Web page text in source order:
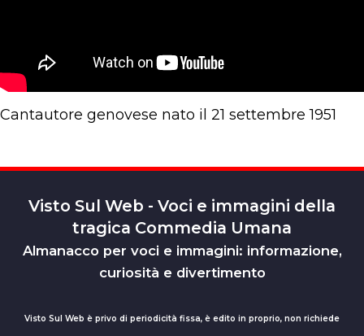
Cantautore genovese nato il 21 settembre 1951
Visto Sul Web - Voci e immagini della
tragica Commedia Umana
Almanacco per voci e immagini: informazione,
curiosità e divertimento
Visto Sul Web è privo di periodicità fissa, è edito in proprio, non richiede